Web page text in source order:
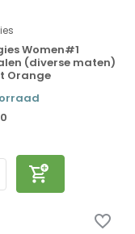
Women#1
(diverse maten)
Orange